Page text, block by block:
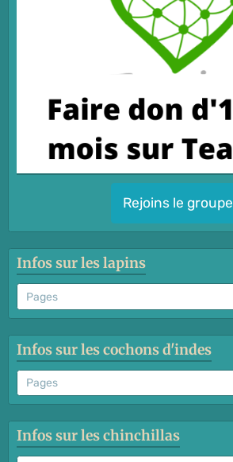
Rejoins le groupe
Infos sur les lapins
Infos sur les cochons d'indes
Infos sur les chinchillas